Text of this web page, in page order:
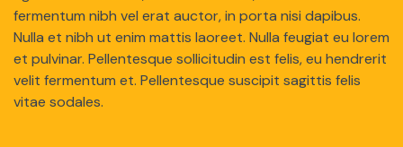
fermentum nibh vel erat auctor, in porta nisi dapibus.
Nulla et nibh ut enim mattis laoreet. Nulla feugiat eu lorem
et pulvinar. Pellentesque sollicitudin est felis, eu hendrerit
velit fermentum et. Pellentesque suscipit sagittis felis
vitae sodales.